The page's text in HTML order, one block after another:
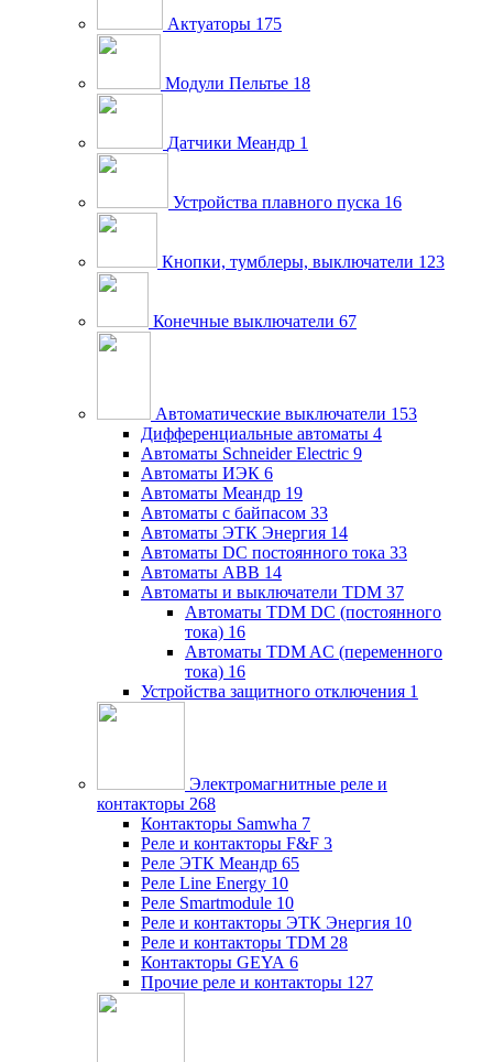
Актуаторы 175
Модули Пельтье 18
Датчики Меандр 1
Устройства плавного пуска 16
Кнопки, тумблеры, выключатели 123
Конечные выключатели 67
Автоматические выключатели 153
Дифференциальные автоматы 4
Автоматы Schneider Electric 9
Автоматы ИЭК 6
Автоматы Меандр 19
Автоматы с байпасом 33
Автоматы ЭТК Энергия 14
Автоматы DC постоянного тока 33
Автоматы ABB 14
Автоматы и выключатели TDM 37
Автоматы TDM DC (постоянного
тока) 16
Автоматы TDM AC (переменного
тока) 16
Устройства защитного отключения 1
Электромагнитные реле и
контакторы 268
Контакторы Samwha 7
Реле и контакторы F&F 3
Реле ЭТК Меандр 65
Реле Line Energy 10
Реле Smartmodule 10
Реле и контакторы ЭТК Энергия 10
Реле и контакторы TDM 28
Контакторы GEYA 6
Прочие реле и контакторы 127